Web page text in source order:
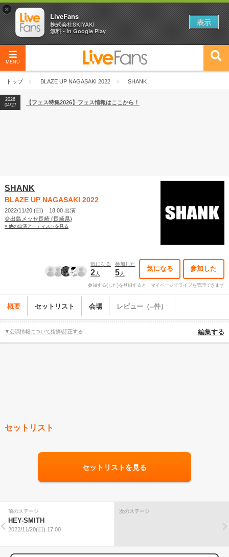
MENU
トップ BLAZE UP NAGASAKI 2022 SHANK
2026
04/27
2026
【ライブ動員ランキング】2026年上半期編発表！
2026
04/27
【フェス特集2026】フェス情報はここから！
SHANK
BLAZE UP NAGASAKI 2022
2022/11/20 (日) 18:00 出演
＠出島メッセ長崎 (長崎県)
» 他の出演アーティストを見る
気になる
2人
参加した
5人
気になる 参加した
参加する(した)を登録すると、マイページでライブを管理できます
概要 セットリスト 会場 レビュー（--件）
▼公演情報について指摘/訂正する 編集する
セットリスト
セットリストを見る
前のステージ
HEY-SMITH
2022/11/20(日) 17:00
次のステージ
×
LiveFans
株式会社SKIYAKI
無料 - In Google Play
表示